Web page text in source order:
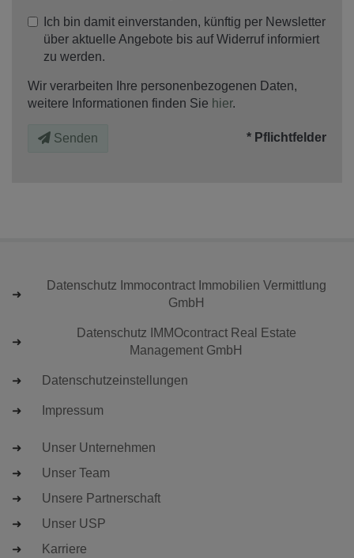
Ich bin damit einverstanden, künftig per Newsletter
über aktuelle Angebote bis auf Widerruf informiert
zu werden.
Wir verarbeiten Ihre personenbezogenen Daten,
weitere Informationen finden Sie hier.
Senden * Pflichtfelder
Datenschutz Immocontract Immobilien Vermittlung
GmbH
Datenschutz IMMOcontract Real Estate
Management GmbH
Datenschutzeinstellungen
Impressum
Unser Unternehmen
Unser Team
Unsere Partnerschaft
Unser USP
Karriere